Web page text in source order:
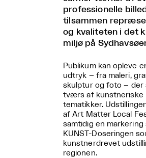
professionelle
tilsammen
og kvaliteten i det
miljø på
Publikum kan opleve
udtryk – fra maleri,
skulptur og foto – der
tværs af kunstneriske
tematikker.
af Art Matter Local
samtidig en markering
KUNST-Doseringen
kunstnerdrevet
regionen.